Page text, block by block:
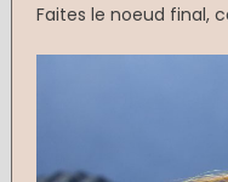
Faites le noeud final,